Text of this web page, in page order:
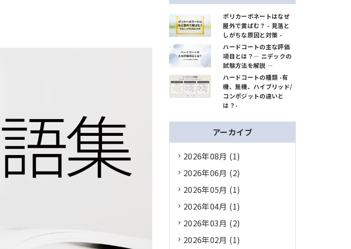
ポリカーボネートはなぜ
屋外で黄ばむ？ - 見落と
しがちな原因と対策 -
ハードコートの主な評価
項目とは？― ニデックの
試験方法を解説 ―
ハードコートの種類 -有
機、無機、ハイブリッド/
コンポジットの違いと
は？-
アーカイブ
2026年08月 (1)
2026年06月 (2)
2026年05月 (1)
2026年04月 (1)
2026年03月 (2)
2026年02月 (1)